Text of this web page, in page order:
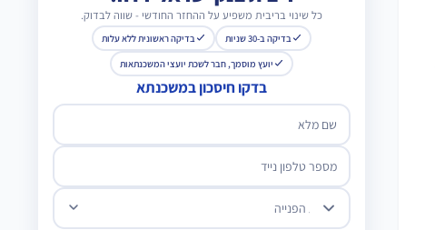
כל שינוי בריבית משפיע על ההחזר החודשי - שווה לבדוק.
בדיקה ב-30 שניות
בדיקה ראשונית ללא עלות
יועץ מוסמך, חבר לשכת יועצי המשכנתאות
בדקו חיסכון במשכנתא
שם מלא
מספר טלפון נייד
מטרת הפנייה